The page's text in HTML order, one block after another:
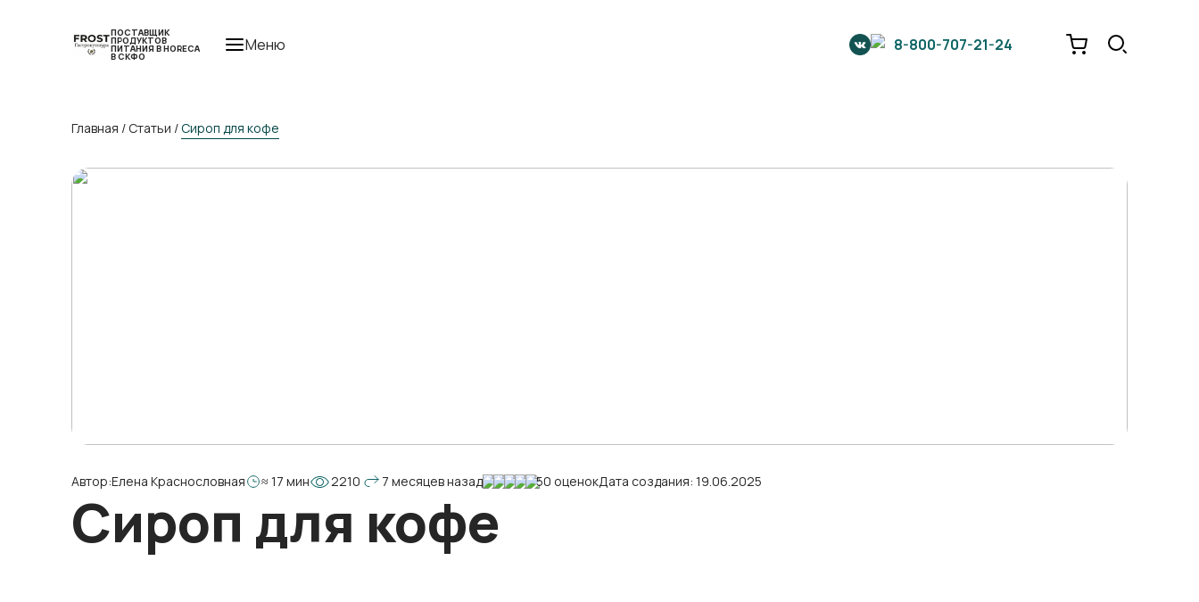
ПОСТАВЩИК
ПРОДУКТОВ
ПИТАНИЯ В HORECA
В СКФО
Меню 8-800-707-21-24
Главная / Статьи /Сироп для кофе
Автор:Елена Краснословная ≈ 17 мин 2210 7 месяцев назад 50 оценокДата создания: 19.06.2025
Сироп для кофе